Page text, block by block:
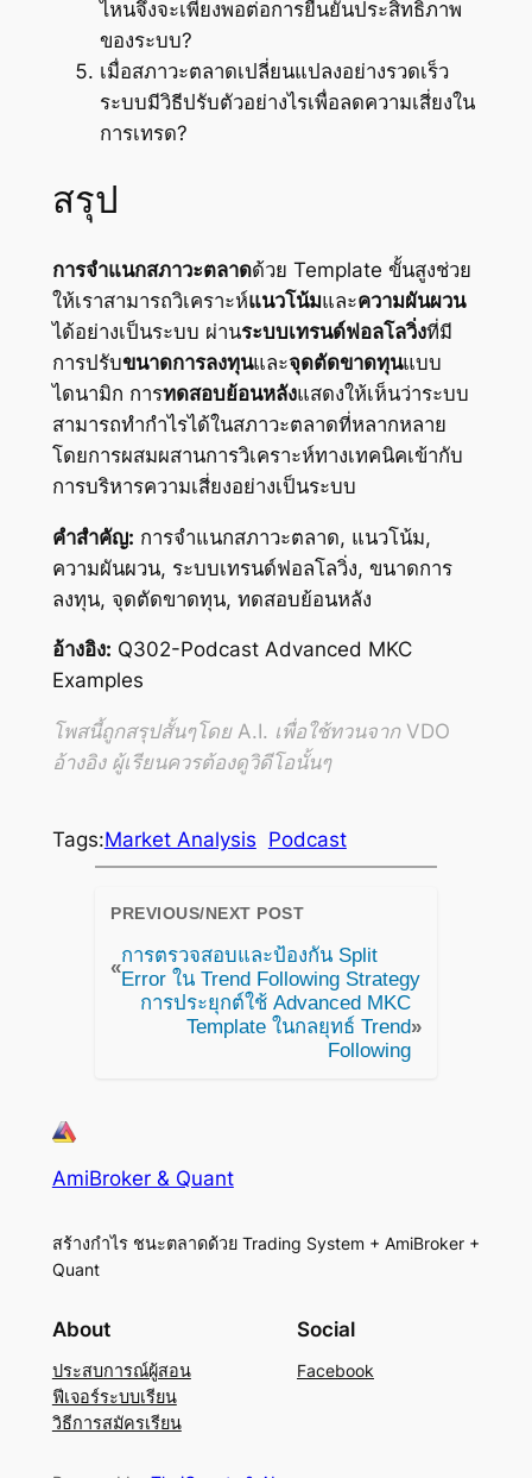
ไหนจึงจะเพียงพอต่อการยืนยันประสิทธิภาพ
ของระบบ?
เมื่อสภาวะตลาดเปลี่ยนแปลงอย่างรวดเร็ว
ระบบมีวิธีปรับตัวอย่างไรเพื่อลดความเสี่ยงใน
การเทรด?
สรุป
การจำแนกสภาวะตลาดด้วย Template ขั้นสูงช่วย
ให้เราสามารถวิเคราะห์แนวโน้มและความผันผวน
ได้อย่างเป็นระบบ ผ่านระบบเทรนด์ฟอลโลวิ่งที่มี
การปรับขนาดการลงทุนและจุดตัดขาดทุนแบบ
ไดนามิก การทดสอบย้อนหลังแสดงให้เห็นว่าระบบ
สามารถทำกำไรได้ในสภาวะตลาดที่หลากหลาย
โดยการผสมผสานการวิเคราะห์ทางเทคนิคเข้ากับ
การบริหารความเสี่ยงอย่างเป็นระบบ
คำสำคัญ: การจำแนกสภาวะตลาด, แนวโน้ม,
ความผันผวน, ระบบเทรนด์ฟอลโลวิ่ง, ขนาดการ
ลงทุน, จุดตัดขาดทุน, ทดสอบย้อนหลัง
อ้างอิง: Q302-Podcast Advanced MKC
Examples
โพสนี้ถูกสรุปสั้นๆโดย A.I. เพื่อใช้ทวนจาก VDO
อ้างอิง ผู้เรียนควรต้องดูวิดีโอนั้นๆ
Tags:Market Analysis Podcast
PREVIOUS/NEXT POST
«
การตรวจสอบและป้องกัน Split
Error ใน Trend Following Strategy
การประยุกต์ใช้ Advanced MKC
Template ในกลยุทธ์ Trend
Following
»
AmiBroker & Quant
สร้างกำไร ชนะตลาดด้วย Trading System + AmiBroker +
Quant
About
ประสบการณ์ผู้สอน
ฟีเจอร์ระบบเรียน
วิธีการสมัครเรียน
Social
Facebook